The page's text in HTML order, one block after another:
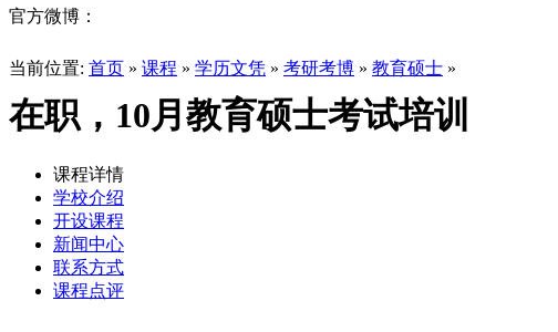
官方微博：
当前位置: 首页 » 课程 » 学历文凭 » 考研考博 » 教育硕士 »
在职，10月教育硕士考试培训
课程详情
学校介绍
开设课程
新闻中心
联系方式
课程点评